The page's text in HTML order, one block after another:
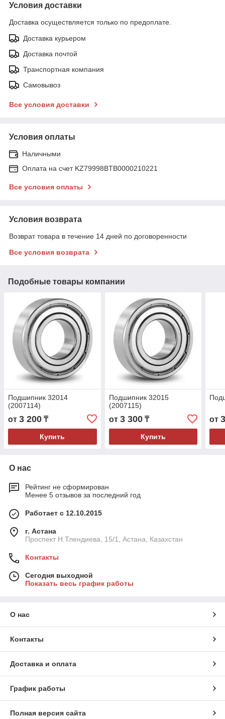
Условия доставки
Доставка осуществляется только по предоплате.
Доставка курьером
Доставка почтой
Транспортная компания
Самовывоз
Все условия доставки
Условия оплаты
Наличными
Оплата на счет KZ79998BTB0000210221
Все условия оплаты
Условия возврата
Возврат товара в течение 14 дней по договоренности
Все условия возврата
Подобные товары компании
Подшипник 32014
(2007114)
от 3 200 ₸
Купить
Подшипник 32015
(2007115)
от 3 300₸
Купить
от
О нас
Рейтинг не сформирован
Менее 5 отзывов за последний год
Работает с 12.10.2015
г. Астана
Проспект Н.Тлендиева, 15/1, Астана, Казахстан
Контакты
Сегодня выходной
Показать весь график работы
О нас
Контакты
Доставка и оплата
График работы
Полная версия сайта